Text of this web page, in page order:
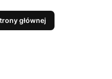
głównej